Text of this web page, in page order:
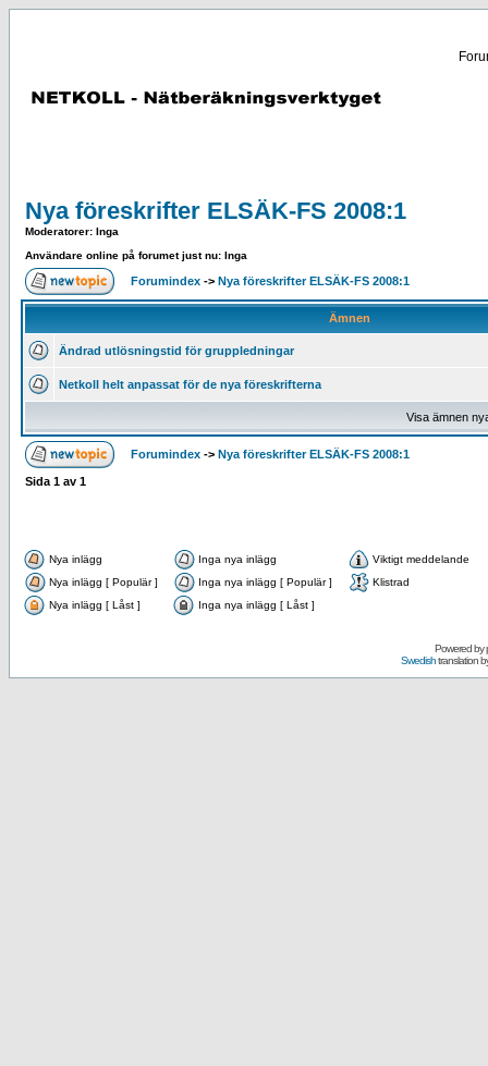
Nya föreskrifter ELSÄK-FS 2008:1
Moderatorer: Inga
Användare online på forumet just nu: Inga
Forumindex -> Nya föreskrifter ELSÄK-FS 2008:1
Ämnen
Ändrad utlösningstid för gruppledningar
Netkoll helt anpassat för de nya föreskrifterna
Visa ämnen
Forumindex -> Nya föreskrifter ELSÄK-FS 2008:1
Sida 1 av 1
Nya inlägg Inga nya inlägg
Viktigt meddelande
Nya inlägg [ Populär ]
Inga nya inlägg [ Populär ]
Klistrad
Nya inlägg [ Låst ]
Inga nya inlägg [ Låst ]
Powered by
Swedishtranslation